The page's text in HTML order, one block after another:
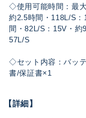
◇使用可能時間：最
約2.5時間・118L/S
間・82L/S：15V・約
57L/S
◇セット内容：バッ
書/保証書×1
【詳細】